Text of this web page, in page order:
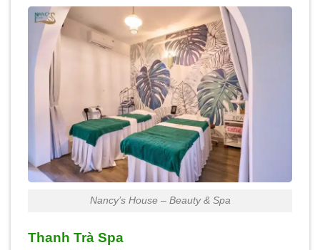
Nancy’s House – Beauty & Spa
Thanh Trà Spa